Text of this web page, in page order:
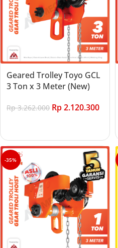
Geared Trolley Toyo GCL
3 Ton x 3 Meter (New)
Rp3.262.000 Rp2.120.300
-35%